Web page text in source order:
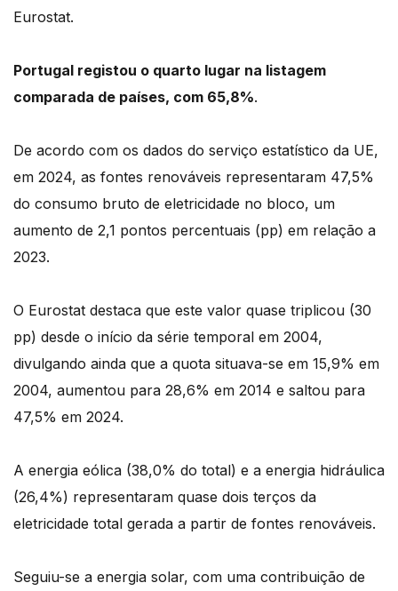
Eurostat.
Portugal registou o quarto lugar na listagem
comparada de países, com 65,8%.
De acordo com os dados do serviço estatístico da UE,
em 2024, as fontes renováveis representaram 47,5%
do consumo bruto de eletricidade no bloco, um
aumento de 2,1 pontos percentuais (pp) em relação a
2023.
O Eurostat destaca que este valor quase triplicou (30
pp) desde o início da série temporal em 2004,
divulgando ainda que a quota situava-se em 15,9% em
2004, aumentou para 28,6% em 2014 e saltou para
47,5% em 2024.
A energia eólica (38,0% do total) e a energia hidráulica
(26,4%) representaram quase dois terços da
eletricidade total gerada a partir de fontes renováveis.
Seguiu-se a energia solar, com uma contribuição de